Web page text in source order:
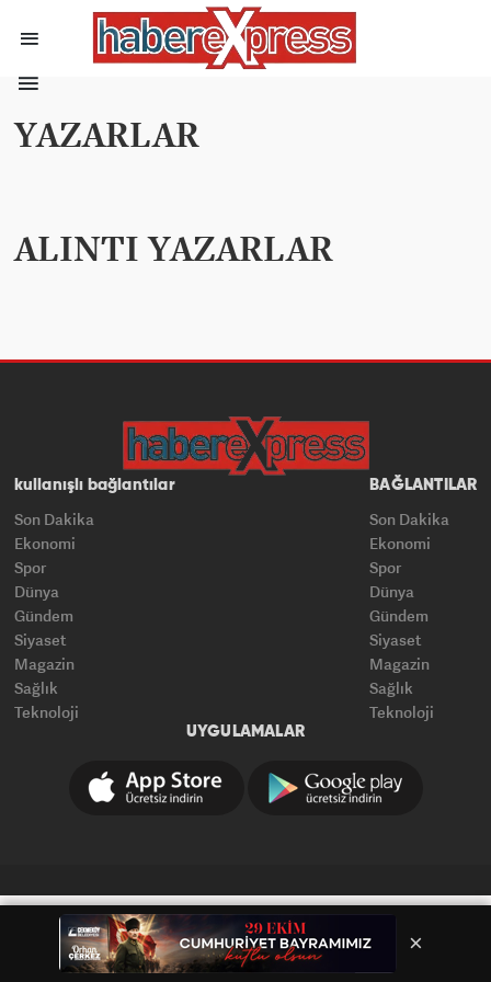
YAZARLAR
ALINTI YAZARLAR
kullanışlı bağlantılar
Son Dakika
Ekonomi
Spor
Dünya
Gündem
Siyaset
Magazin
Sağlık
Teknoloji
BAĞLANTILAR
Son Dakika
Ekonomi
Spor
Dünya
Gündem
Siyaset
Magazin
Sağlık
Teknoloji
UYGULAMALAR
×